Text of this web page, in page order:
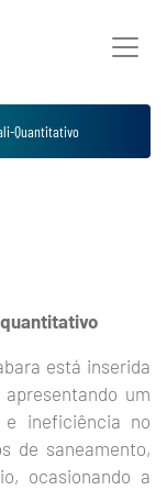
Quantitativo
está inserida
um
e ineficiência no
de saneamento,
ocasionando a